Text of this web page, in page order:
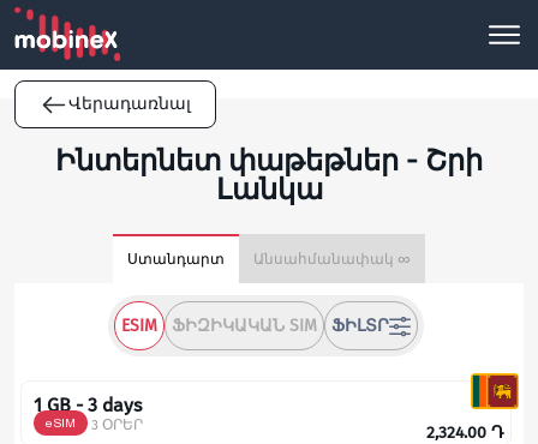
Վերադառնալ
Ինտերնետ փաթեթներ - Շրի
Լանկա
Ստանդարտ Անսահմանափակ ∞
ESIM ՖԻԶԻԿԱԿԱՆ SIM ՖԻԼՏՐ
1 GB - 3 days
eSIM 3 ՕՐԵՐ 2,324.00 Դ